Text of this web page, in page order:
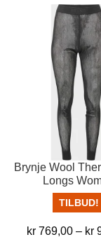
Brynje Wool
Longs
TILBUD!
kr 769,00 – kr